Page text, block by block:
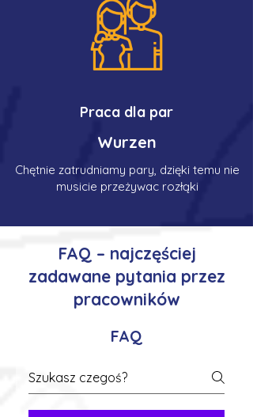
Praca dla par
Wurzen
Chętnie zatrudniamy pary, dzięki temu nie
musicie przeżywac rozłąki
FAQ – najczęściej
zadawane pytania przez
pracowników
FAQ